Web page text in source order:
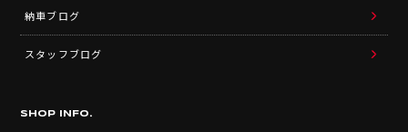
納車ブログ
スタッフブログ
SHOP INFO.